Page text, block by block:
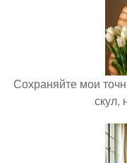
Сохраняйте мои
скул,